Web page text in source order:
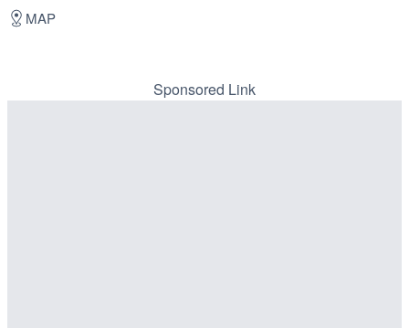
MAP
Sponsored Link